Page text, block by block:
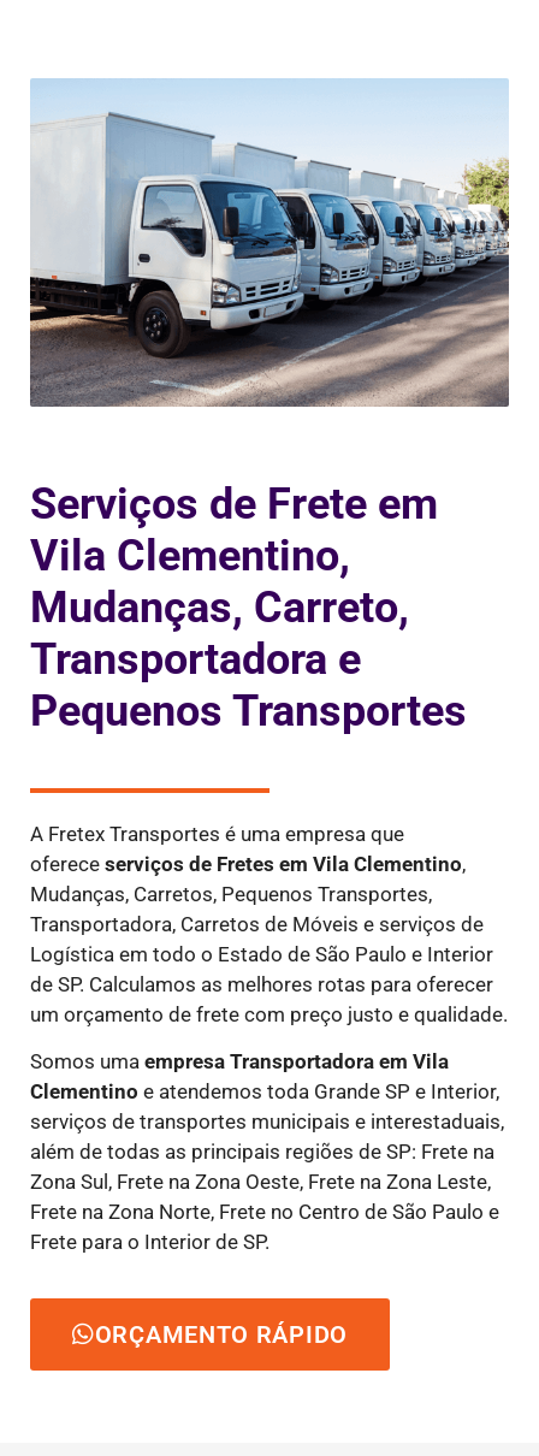
Serviços de Frete em
Vila Clementino,
Mudanças, Carreto,
Transportadora e
Pequenos Transportes
A Fretex Transportes é uma empresa que
oferece serviços de Fretes em Vila Clementino,
Mudanças, Carretos, Pequenos Transportes,
Transportadora, Carretos de Móveis e serviços de
Logística em todo o Estado de São Paulo e Interior
de SP. Calculamos as melhores rotas para oferecer
um orçamento de frete com preço justo e qualidade.
Somos uma empresa Transportadora em Vila
Clementino e atendemos toda Grande SP e Interior,
serviços de transportes municipais e interestaduais,
além de todas as principais regiões de SP: Frete na
Zona Sul, Frete na Zona Oeste, Frete na Zona Leste,
Frete na Zona Norte, Frete no Centro de São Paulo e
Frete para o Interior de SP.
ORÇAMENTO RÁPIDO